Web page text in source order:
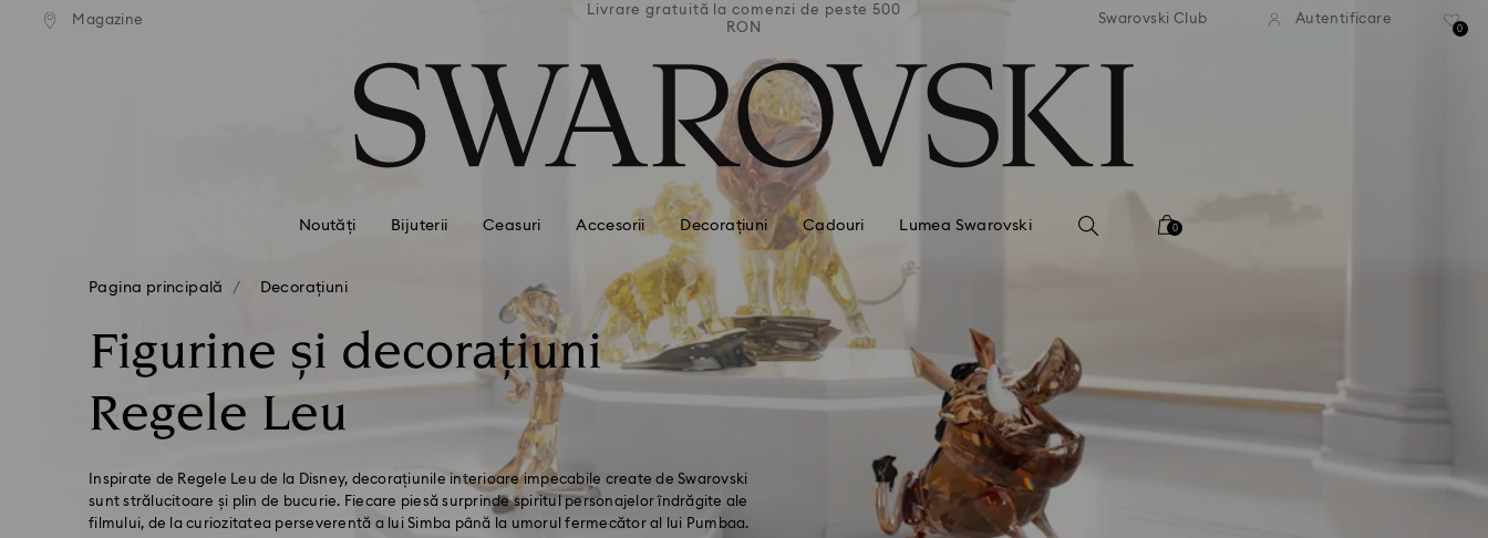
Accesskeys list
Magazine
la comenzi de peste 500
RON
Livrare gratuită la comenzi de peste 500
RON
Livrare gratuită la comenzi de peste 500
Livrare gratuită la comenzi
Swarovski Club Autentificare
0
Noutăți Bijuterii Ceasuri Accesorii Decorațiuni Cadouri Lumea Swarovski 0
Pagina principală Decorațiuni
Figurine și decorațiuni
Regele Leu
Inspirate de Regele Leu de la Disney, decorațiunile interioare impecabile create de Swarovski
sunt strălucitoare și plin de bucurie. Fiecare piesă surprinde spiritul personajelor îndrăgite ale
filmului, de la curiozitatea perseverentă a lui Simba până la umorul fermecător al lui Pumbaa.